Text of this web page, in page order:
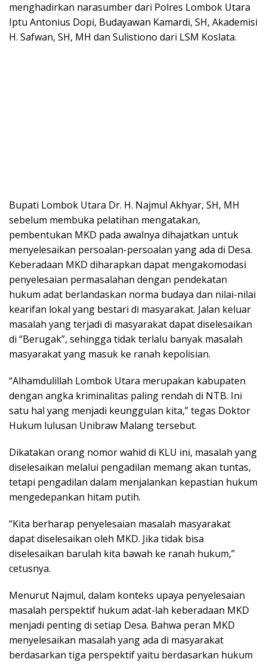
menghadirkan narasumber dari Polres Lombok Utara
Iptu Antonius Dopi, Budayawan Kamardi, SH, Akademisi
H. Safwan, SH, MH dan Sulistiono dari LSM Koslata.
Bupati Lombok Utara Dr. H. Najmul Akhyar, SH, MH
sebelum membuka pelatihan mengatakan,
pembentukan MKD pada awalnya dihajatkan untuk
menyelesaikan persoalan-persoalan yang ada di Desa.
Keberadaan MKD diharapkan dapat mengakomodasi
penyelesaian permasalahan dengan pendekatan
hukum adat berlandaskan norma budaya dan nilai-nilai
kearifan lokal yang bestari di masyarakat. Jalan keluar
masalah yang terjadi di masyarakat dapat diselesaikan
di “Berugak”, sehingga tidak terlalu banyak masalah
masyarakat yang masuk ke ranah kepolisian.
“Alhamdulillah Lombok Utara merupakan kabupaten
dengan angka kriminalitas paling rendah di NTB. Ini
satu hal yang menjadi keunggulan kita,” tegas Doktor
Hukum lulusan Unibraw Malang tersebut.
Dikatakan orang nomor wahid di KLU ini, masalah yang
diselesaikan melalui pengadilan memang akan tuntas,
tetapi pengadilan dalam menjalankan kepastian hukum
mengedepankan hitam putih.
“Kita berharap penyelesaian masalah masyarakat
dapat diselesaikan oleh MKD. Jika tidak bisa
diselesaikan barulah kita bawah ke ranah hukum,”
cetusnya.
Menurut Najmul, dalam konteks upaya penyelesaian
masalah perspektif hukum adat-lah keberadaan MKD
menjadi penting di setiap Desa. Bahwa peran MKD
menyelesaikan masalah yang ada di masyarakat
berdasarkan tiga perspektif yaitu berdasarkan hukum